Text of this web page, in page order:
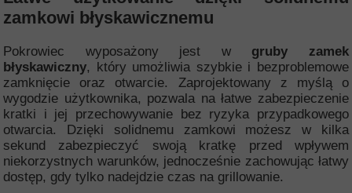
zamkowi błyskawicznemu
Pokrowiec wyposażony jest w gruby zamek
błyskawiczny, który umożliwia szybkie i bezproblemowe
zamknięcie oraz otwarcie. Zaprojektowany z myślą o
wygodzie użytkownika, pozwala na łatwe zabezpieczenie
kratki i jej przechowywanie bez ryzyka przypadkowego
otwarcia. Dzięki solidnemu zamkowi możesz w kilka
sekund zabezpieczyć swoją kratkę przed wpływem
niekorzystnych warunków, jednocześnie zachowując łatwy
dostęp, gdy tylko nadejdzie czas na grillowanie.